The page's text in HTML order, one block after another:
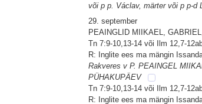
või p p. Václav, märter või p p-d
29. september
PEAINGLID MIIKAEL,
Tn 7:9-10,13-14 või Ilm 12,7-
R: Inglite ees ma mängin
Rakveres v P. PEAINGEL
PÜHAKUPÄEV
Tn 7:9-10,13-14 või Ilm 12,7-
R: Inglite ees ma mängin